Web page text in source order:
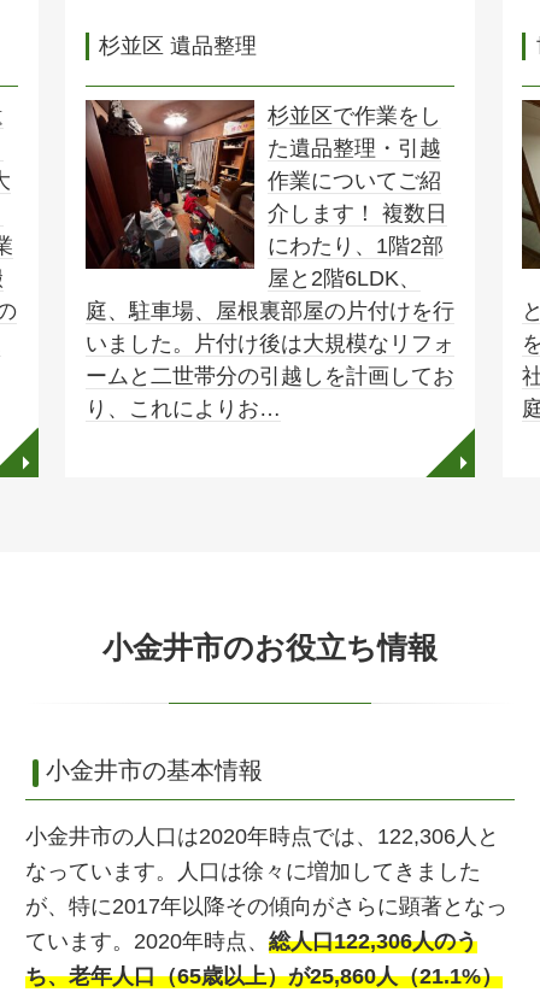
◥
杉並区 遺品整理
杉並区で作業をし
た遺品整理・引越
作業についてご紹
介します！ 複数日
にわたり、1階2部
屋と2階6LDK、
庭、駐車場、屋根裏部屋の片付けを行
いました。片付け後は大規模なリフォ
ームと二世帯分の引越しを計画してお
り、これによりお…
◥
小金井市のお役立ち情報
小金井市の基本情報
小金井市の人口は2020年時点では、122,306人と
なっています。人口は徐々に増加してきました
が、特に2017年以降その傾向がさらに顕著となっ
ています。2020年時点、 総人口122,306人のう
ち、老年人口（65歳以上）が25,860人（21.1%）